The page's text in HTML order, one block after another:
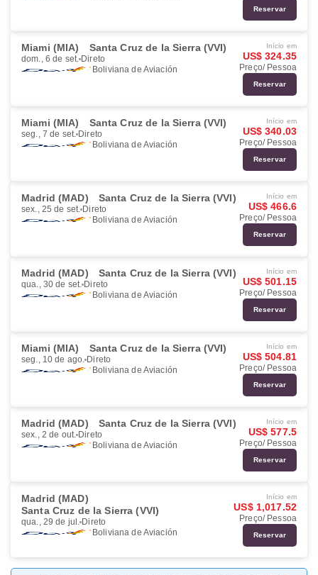
Reservar
Miami (MIA) Santa Cruz de la Sierra (VVI)
dom., 6 de set. Direto
Boliviana de Aviación
Início em
US$ 324.35
Preço/ Pessoa
Reservar
Miami (MIA) Santa Cruz de la Sierra (VVI)
seg., 7 de set. Direto
Boliviana de Aviación
Início em
US$ 340.03
Preço/ Pessoa
Reservar
Madrid (MAD) Santa Cruz de la Sierra (VVI)
sex., 25 de set. Direto
Boliviana de Aviación
Início em
US$ 466.6
Preço/ Pessoa
Reservar
Madrid (MAD) Santa Cruz de la Sierra (VVI)
qua., 30 de set. Direto
Boliviana de Aviación
Início em
US$ 501.15
Preço/ Pessoa
Reservar
Miami (MIA) Santa Cruz de la Sierra (VVI)
seg., 10 de ago. Direto
Boliviana de Aviación
Início em
US$ 504.81
Preço/ Pessoa
Reservar
Madrid (MAD) Santa Cruz de la Sierra (VVI)
sex., 2 de out. Direto
Boliviana de Aviación
Início em
US$ 577.5
Preço/ Pessoa
Reservar
Madrid (MAD)
Santa Cruz de la Sierra (VVI)
qua., 29 de jul. Direto
Boliviana de Aviación
Início em
US$ 1,017.52
Preço/ Pessoa
Reservar